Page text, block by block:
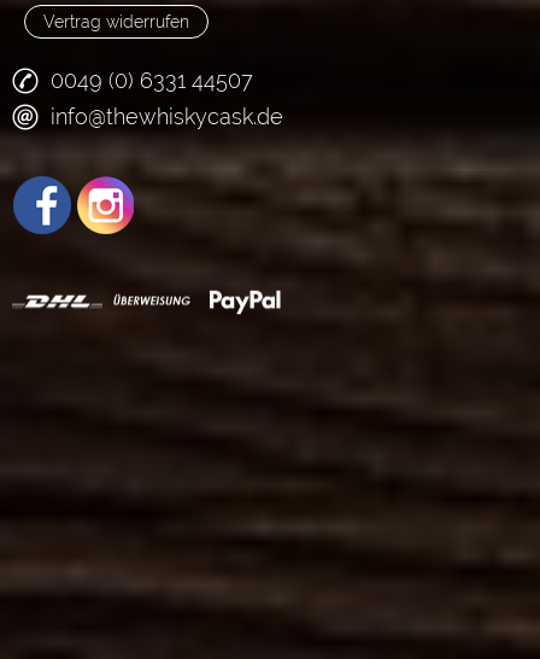
Vertrag widerrufen
0049 (0) 6331 44507
info@thewhiskycask.de